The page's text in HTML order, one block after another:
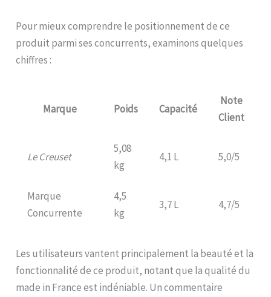
Pour mieux comprendre le positionnement de ce
produit parmi ses concurrents, examinons quelques
chiffres :
Marque Poids Capacité
Note
Client
Le Creuset
5,08
kg
4,1 L 5,0/5
Marque
Concurrente
4,5
kg
3,7 L 4,7/5
Les utilisateurs vantent principalement la beauté et la
fonctionnalité de ce produit, notant que la qualité du
made in France est indéniable. Un commentaire